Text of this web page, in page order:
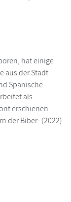
hat einige
aus der Stadt
Spanische
als
erschienen
der Biber- (2022)